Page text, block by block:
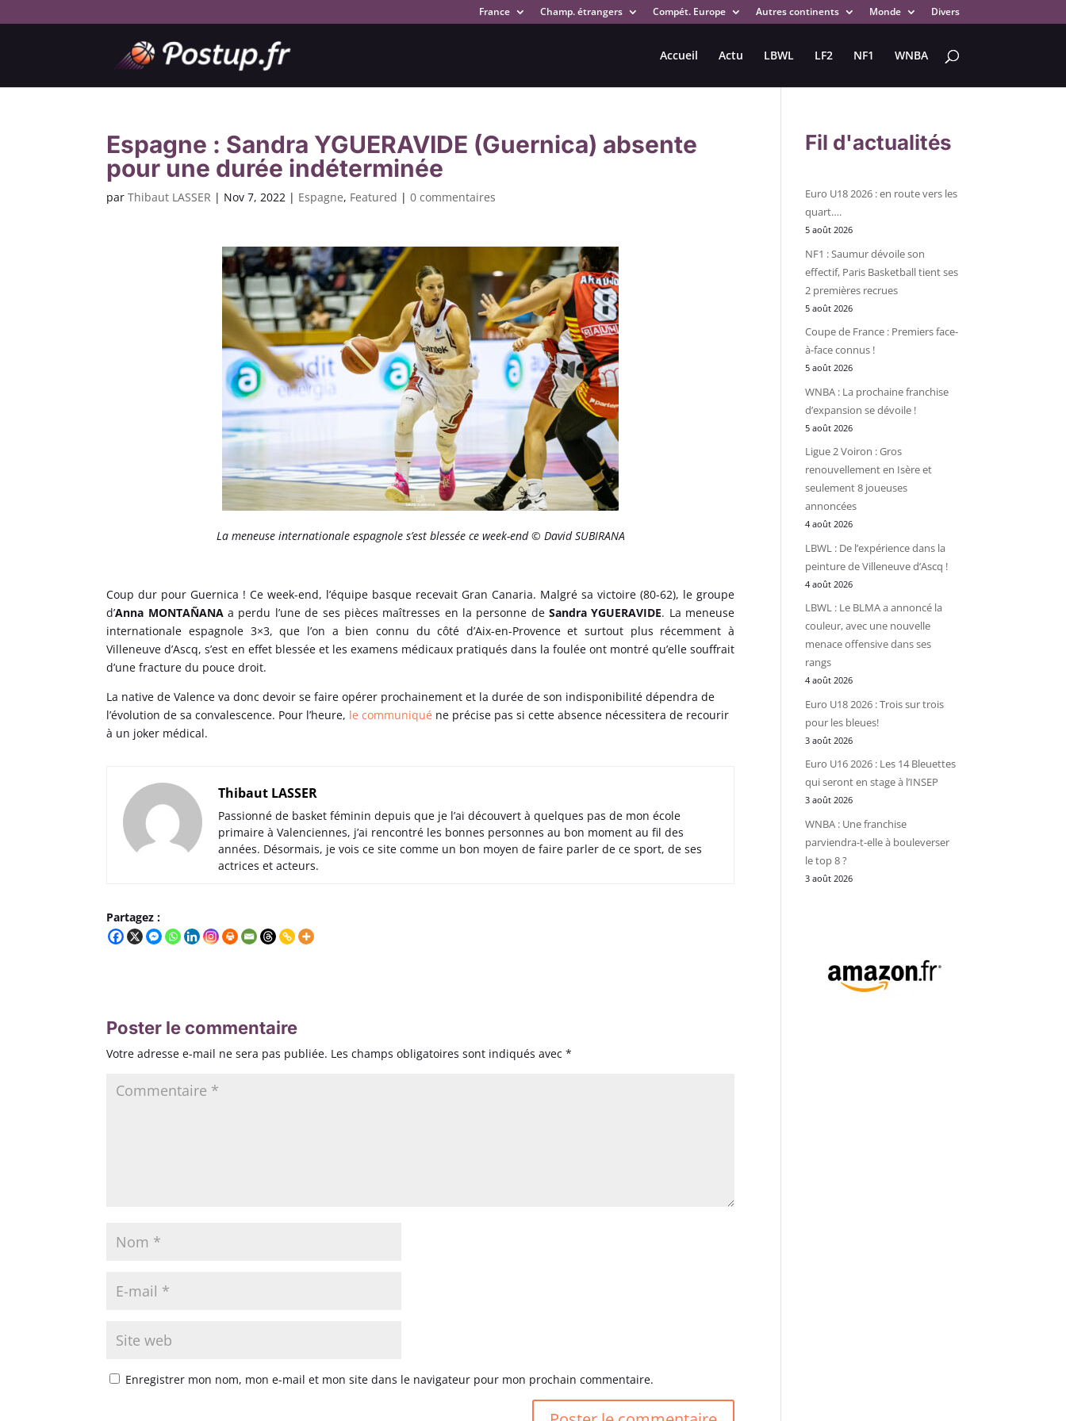
France Champ. étrangers Compét. Europe Autres continents Monde Divers
Accueil Actu LBWL LF2 NF1 WNBA
Espagne : Sandra YGUERAVIDE (Guernica) absente
pour une durée indéterminée
parThibaut LASSER | Nov 7, 2022 | Espagne, Featured |0 commentaires
La meneuse internationale espagnole s’est blessée ce week-end © David SUBIRANA
Coup dur pour Guernica ! Ce week-end, l’équipe basque recevait Gran Canaria. Malgré sa victoire (80-62), le groupe
d’Anna MONTAÑANAa perdu l’une de ses pièces maîtresses en la personne de Sandra YGUERAVIDE. La meneuse
internationale espagnole 3×3, que l’on a bien connu du côté d’Aix-en-Provence et surtout plus récemment à
Villeneuve d’Ascq, s’est en effet blessée et les examens médicaux pratiqués dans la foulée ont montré qu’elle souffrait
d’une fracture du pouce droit.
La native de Valence va donc devoir se faire opérer prochainement et la durée de son indisponibilité dépendra de
l’évolution de sa convalescence. Pour l’heure, le communiqué ne précise pas si cette absence nécessitera de recourir
à un joker médical.
Thibaut LASSER
Passionné de basket féminin depuis que je l’ai découvert à quelques pas de mon école
primaire à Valenciennes, j’ai rencontré les bonnes personnes au bon moment au fil des
années. Désormais, je vois ce site comme un bon moyen de faire parler de ce sport, de ses
actrices et acteurs.
Partagez :
Poster le commentaire
Votre adresse e-mail ne sera pas publiée. Les champs obligatoires sont indiqués avec*
Enregistrer mon nom, mon e-mail et mon site dans le navigateur pour mon prochain commentaire.
Fil d'actualités
Euro U18 2026 : en route vers les
quart….
5 août 2026
NF1 : Saumur dévoile son
effectif, Paris Basketball tient ses
2 premières recrues
5 août 2026
Coupe de France : Premiers face-
à-face connus !
5 août 2026
WNBA : La prochaine franchise
d’expansion se dévoile !
5 août 2026
Ligue 2 Voiron : Gros
renouvellement en Isère et
seulement 8 joueuses
annoncées
4 août 2026
LBWL : De l’expérience dans la
peinture de Villeneuve d’Ascq !
4 août 2026
LBWL : Le BLMA a annoncé la
couleur, avec une nouvelle
menace offensive dans ses
rangs
4 août 2026
Euro U18 2026 : Trois sur trois
pour les bleues!
3 août 2026
Euro U16 2026 : Les 14 Bleuettes
qui seront en stage à l’INSEP
3 août 2026
WNBA : Une franchise
parviendra-t-elle à bouleverser
le top 8 ?
3 août 2026